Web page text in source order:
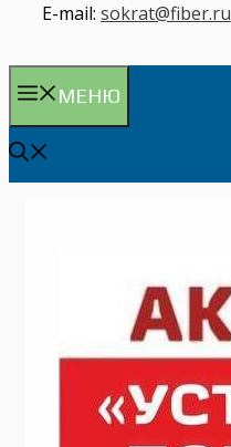
E-mail: sokrat@fiber.ru
МЕНЮ